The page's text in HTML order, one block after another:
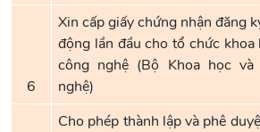
6
Xin cấp giấy chứng nhận đăng
động lần đầu cho tổ chức khoa
công nghệ (Bộ Khoa học và
nghệ)
Cho phép thành lập và phê